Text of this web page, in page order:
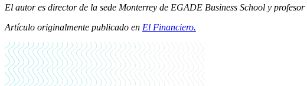
El autor es director de la sede Monterrey de EGADE Business School y
Artículo originalmente publicado en El Financiero.